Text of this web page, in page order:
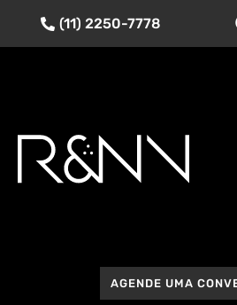
(11) 2250-7778
AGENDE UMA